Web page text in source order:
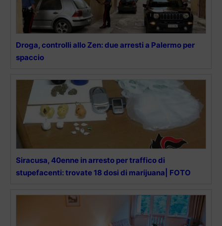
Droga, controlli allo Zen: due arresti a Palermo per
spaccio
Siracusa, 40enne in arresto per traffico di
stupefacenti: trovate 18 dosi di marijuana| FOTO